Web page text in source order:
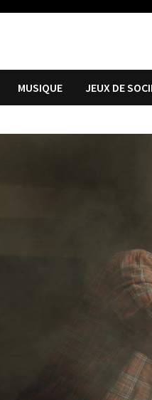
MUSIQUE JEUX DE